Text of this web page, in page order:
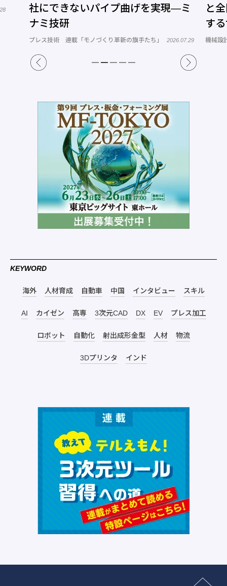
きないパイプ曲げを実現―ミ
術 連載「モノづくり革新の旗手たち」 2026.07.29
と全国の機械
するサービス
トコム
機械設計 2026.08.06
KEYWORD
海外 人材育成 自動車 中国 インタビュー スキル
AI カイゼン 高専 3次元CAD DX EV プレス加工
ロボット 自動化 射出成形金型 人材 物流
3Dプリンタ インド